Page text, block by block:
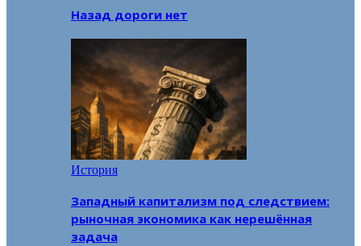
Назад дороги нет
История
Западный капитализм под следствием:
рыночная экономика как нерешённая
задача